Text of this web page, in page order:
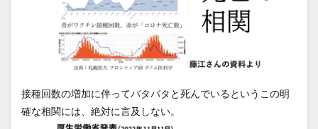
接種回数の増加に伴ってバタバタと死んでいるというこの明
確な相関には、絶対に言及しない。